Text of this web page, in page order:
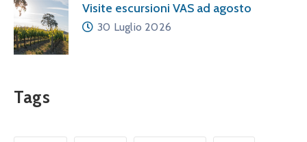
Visite escursioni VAS ad agosto
30 Luglio 2026
Tags